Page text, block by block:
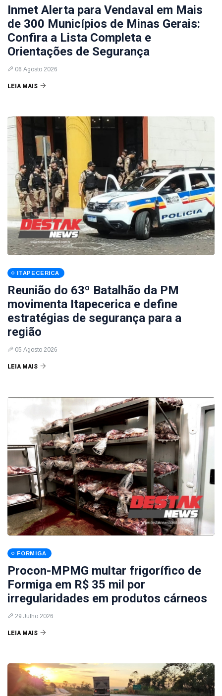
Inmet Alerta para Vendaval em Mais
de 300 Municípios de Minas Gerais:
Confira a Lista Completa e
Orientações de Segurança
06 Agosto 2026
LEIA MAIS
ITAPECERICA
Reunião do 63º Batalhão da PM
movimenta Itapecerica e define
estratégias de segurança para a
região
05 Agosto 2026
LEIA MAIS
FORMIGA
Procon-MPMG multar frigorífico de
Formiga em R$ 35 mil por
irregularidades em produtos cárneos
29 Julho 2026
LEIA MAIS